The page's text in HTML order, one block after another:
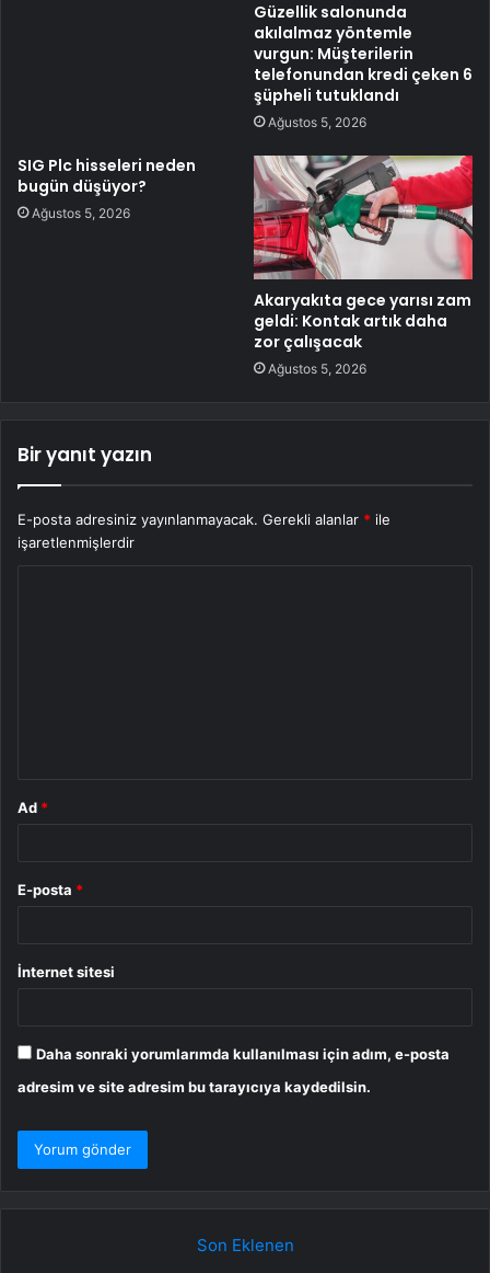
Güzellik salonunda
akılalmaz yöntemle
vurgun: Müşterilerin
telefonundan kredi çeken 6
şüpheli tutuklandı
Ağustos 5, 2026
SIG Plc hisseleri neden
bugün düşüyor?
Ağustos 5, 2026
Akaryakıta gece yarısı zam
geldi: Kontak artık daha
zor çalışacak
Ağustos 5, 2026
Bir yanıt yazın
E-posta adresiniz yayınlanmayacak. Gerekli alanlar * ile
işaretlenmişlerdir
Ad *
E-posta *
İnternet sitesi
Daha sonraki yorumlarımda kullanılması için adım, e-posta
adresim ve site adresim bu tarayıcıya kaydedilsin.
Son Eklenen